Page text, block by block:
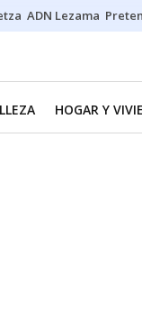
ADN Lezama
HOGAR Y